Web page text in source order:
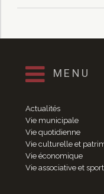
Toutes les
Enfance et
Crèche
Relais
Écoles
Garderies
MENU
Actualités
Vie municipale
Vie quotidienne
Vie culturelle et
Vie économique
Vie associative et